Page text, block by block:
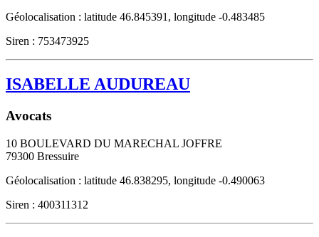
Géolocalisation : latitude 46.845391, longitude -0.483485
Siren : 753473925
ISABELLE AUDUREAU
Avocats
10 BOULEVARD DU MARECHAL JOFFRE
79300 Bressuire
Géolocalisation : latitude 46.838295, longitude -0.490063
Siren : 400311312